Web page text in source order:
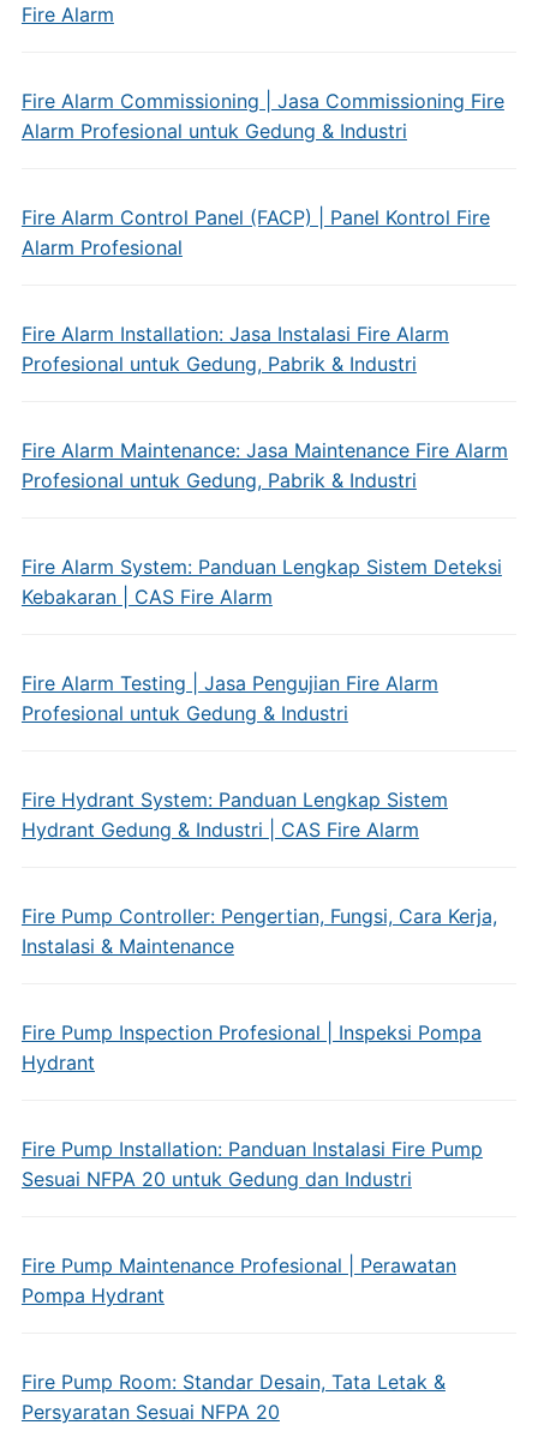
Fire Alarm
Fire Alarm Commissioning | Jasa Commissioning Fire
Alarm Profesional untuk Gedung & Industri
Fire Alarm Control Panel (FACP) | Panel Kontrol Fire
Alarm Profesional
Fire Alarm Installation: Jasa Instalasi Fire Alarm
Profesional untuk Gedung, Pabrik & Industri
Fire Alarm Maintenance: Jasa Maintenance Fire Alarm
Profesional untuk Gedung, Pabrik & Industri
Fire Alarm System: Panduan Lengkap Sistem Deteksi
Kebakaran | CAS Fire Alarm
Fire Alarm Testing | Jasa Pengujian Fire Alarm
Profesional untuk Gedung & Industri
Fire Hydrant System: Panduan Lengkap Sistem
Hydrant Gedung & Industri | CAS Fire Alarm
Fire Pump Controller: Pengertian, Fungsi, Cara Kerja,
Instalasi & Maintenance
Fire Pump Inspection Profesional | Inspeksi Pompa
Hydrant
Fire Pump Installation: Panduan Instalasi Fire Pump
Sesuai NFPA 20 untuk Gedung dan Industri
Fire Pump Maintenance Profesional | Perawatan
Pompa Hydrant
Fire Pump Room: Standar Desain, Tata Letak &
Persyaratan Sesuai NFPA 20